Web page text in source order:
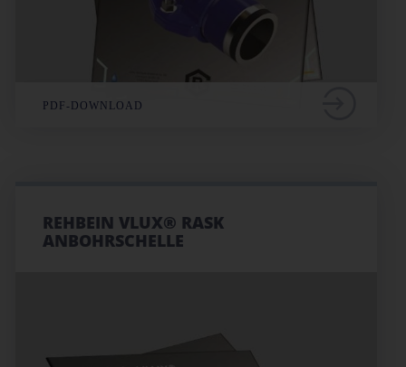
PDF-DOWNLOAD
REHBEIN VLUX® RASK
ANBOHRSCHELLE